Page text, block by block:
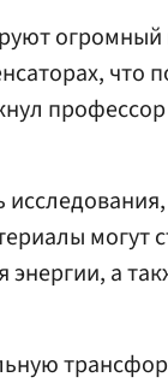
огромный
что
могут
энергии, а